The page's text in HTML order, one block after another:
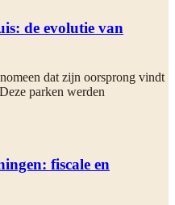
de evolutie van
dat zijn oorsprong vindt
parken werden
fiscale en